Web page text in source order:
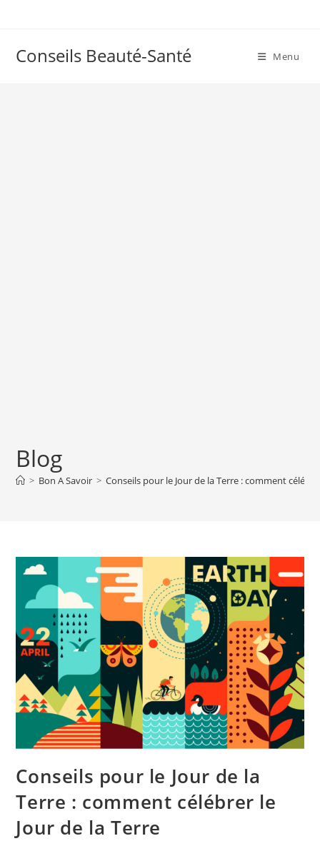
Conseils Beauté-Santé Menu
Blog
> Bon A Savoir > Conseils pour le Jour de la Terre : comment
Conseils pour le Jour de la
Terre : comment célébrer le
Jour de la Terre